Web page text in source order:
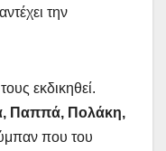
την
εκδικηθεί.
Παππά, Πολάκη,
που του